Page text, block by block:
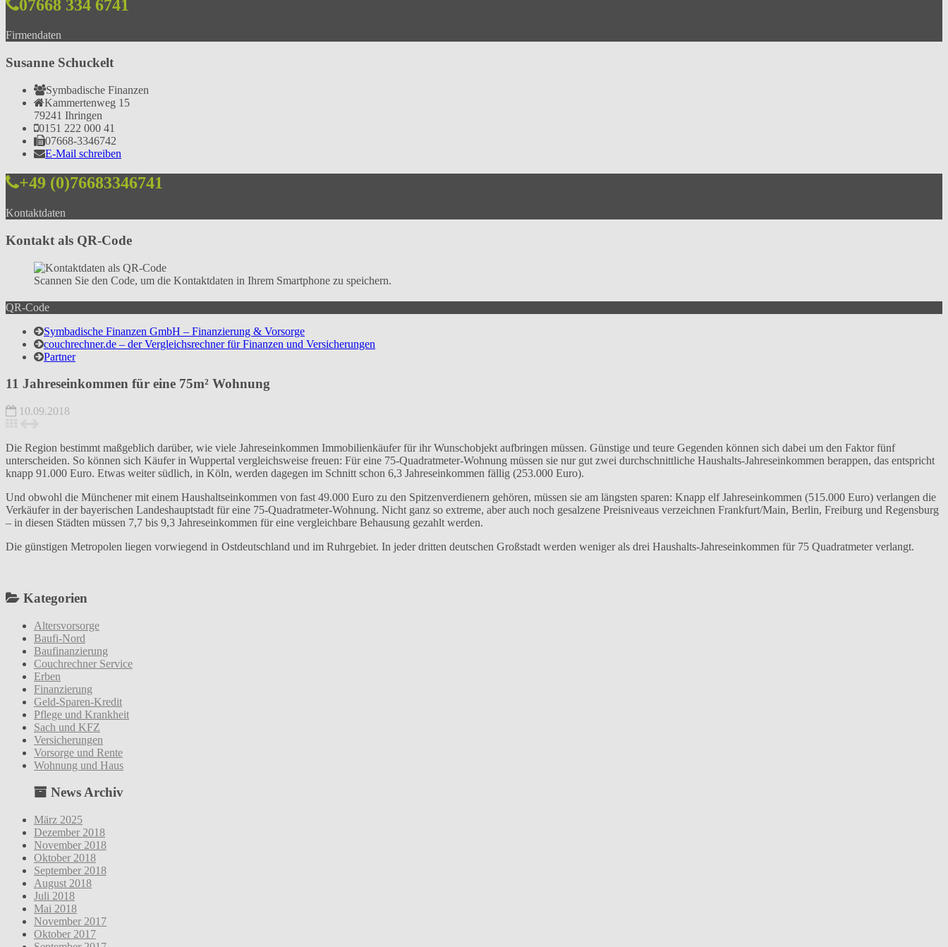
07668 334 6741
Firmendaten
Susanne Schuckelt
Symbadische Finanzen
Kammertenweg 15
79241 Ihringen
0151 222 000 41
07668-3346742
E-Mail schreiben
+49 (0)76683346741
Kontaktdaten
Kontakt als QR-Code
Scannen Sie den Code, um die Kontaktdaten in Ihrem Smartphone zu speichern.
QR-Code
Symbadische Finanzen GmbH – Finanzierung & Vorsorge
couchrechner.de – der Vergleichsrechner für Finanzen und Versicherungen
Partner
11 Jahreseinkommen für eine 75m² Wohnung
10.09.2018
Die Region bestimmt maßgeblich darüber, wie viele Jahreseinkommen Immobilienkäufer für ihr Wunschobjekt aufbringen müssen. Günstige und teure Gegenden können sich dabei um den Faktor fünf
unterscheiden. So können sich Käufer in Wuppertal vergleichsweise freuen: Für eine 75-Quadratmeter-Wohnung müssen sie nur gut zwei durchschnittliche Haushalts-Jahreseinkommen berappen, das entspricht
knapp 91.000 Euro. Etwas weiter südlich, in Köln, werden dagegen im Schnitt schon 6,3 Jahreseinkommen fällig (253.000 Euro).
Und obwohl die Münchener mit einem Haushaltseinkommen von fast 49.000 Euro zu den Spitzenverdienern gehören, müssen sie am längsten sparen: Knapp elf Jahreseinkommen (515.000 Euro) verlangen die
Verkäufer in der bayerischen Landeshauptstadt für eine 75-Quadratmeter-Wohnung. Nicht ganz so extreme, aber auch noch gesalzene Preisniveaus verzeichnen Frankfurt/Main, Berlin, Freiburg und Regensburg
– in diesen Städten müssen 7,7 bis 9,3 Jahreseinkommen für eine vergleichbare Behausung gezahlt werden.
Die günstigen Metropolen liegen vorwiegend in Ostdeutschland und im Ruhrgebiet. In jeder dritten deutschen Großstadt werden weniger als drei Haushalts-Jahreseinkommen für 75 Quadratmeter verlangt.
Kategorien
Altersvorsorge
Baufi-Nord
Baufinanzierung
Couchrechner Service
Erben
Finanzierung
Geld-Sparen-Kredit
Pflege und Krankheit
Sach und KFZ
Versicherungen
Vorsorge und Rente
Wohnung und Haus
News Archiv
März 2025
Dezember 2018
November 2018
Oktober 2018
September 2018
August 2018
Juli 2018
Mai 2018
November 2017
Oktober 2017